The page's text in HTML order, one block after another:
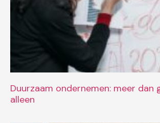
Duurzaam ondernemen: meer dan
alleen